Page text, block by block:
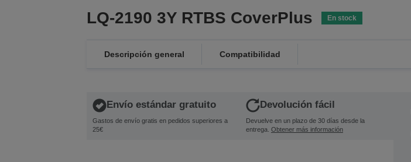
LQ-2190 3Y RTBS CoverPlus En stock
Descripción general Compatibilidad
Envío estándar gratuito
Gastos de envío gratis en pedidos superiores a
25€
Devolución fácil
Devuelve en un plazo de 30 días desde la
entrega. Obtener más información